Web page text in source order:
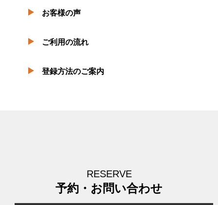
お客様の声
ご利用の流れ
登録方法のご案内
RESERVE
予約・お問い合わせ